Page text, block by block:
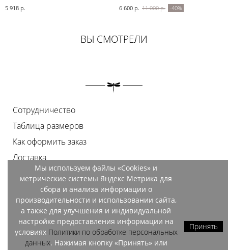
5 918 р. 6 600 р. 11 000 р. -40%
ВЫ СМОТРЕЛИ
Сотрудничество
Таблица размеров
Как оформить заказ
Доставка
Оплата
Возврат
Документы
Контакты
Магазины
Мы используем файлы «Cookies» и
метрические системы Яндекс Метрика для
сбора и анализа информации о
производительности и использовании сайта,
а также для улучшения и индивидуальной
настройке предоставления информации на
условиях Политики по обработке персональных
данных. Нажимая кнопку «Принять» или
Принять